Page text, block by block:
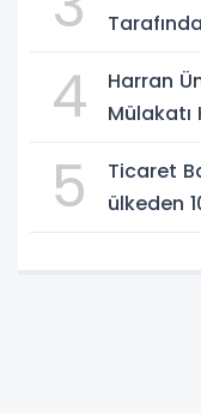
4
Harran
Mülakatı
5
Ticaret
ülkeden